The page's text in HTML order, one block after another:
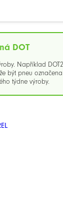
DOT
Například
být pneu
týdne výroby.